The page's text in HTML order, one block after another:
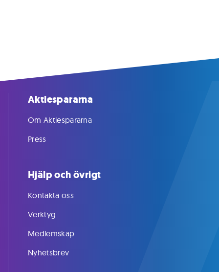
Aktiespararna
Om Aktiespararna
Press
Hjälp och övrigt
Kontakta oss
Verktyg
Medlemskap
Nyhetsbrev